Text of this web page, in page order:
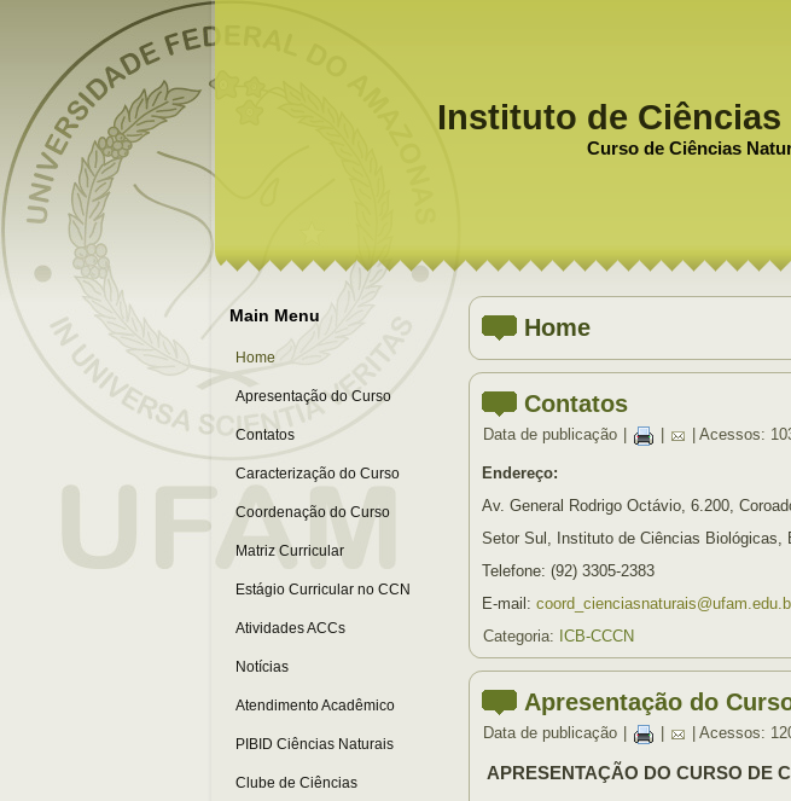
Instituto de
Curso de Ciências
Main Menu
Home
Apresentação do Curso
Contatos
Caracterização do Curso
Coordenação do Curso
Matriz Curricular
Estágio Curricular no CCN
Atividades ACCs
Notícias
Atendimento Acadêmico
PIBID Ciências Naturais
Clube de Ciências
Home
Contatos
Data de publicação | Acessos:
Endereço:
Av. General Rodrigo Octávio, 6.200,
Setor Sul, Instituto de Ciências Biológicas,
Telefone: (92) 3305-2383
E-mail:
Categoria: ICB-CCCN
Apresentação do
Data de publicação | Acessos:
APRESENTAÇÃO DO CURSO DE